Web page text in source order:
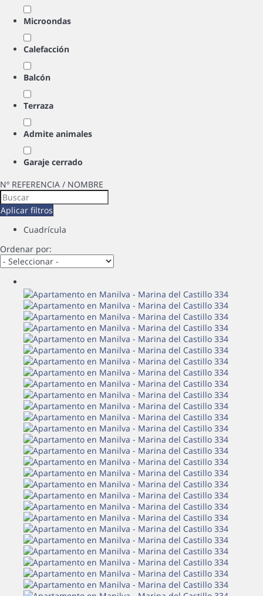
Microondas
Calefacción
Balcón
Terraza
Admite animales
Garaje cerrado
Nº REFERENCIA / NOMBRE
Aplicar filtros
Cuadrícula
Ordenar por: